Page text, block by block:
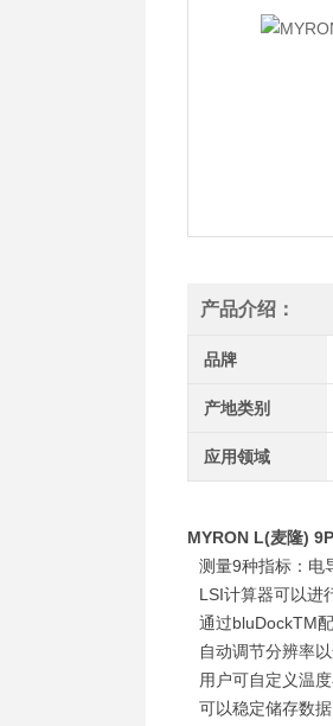
产品介绍：
品牌
产地类别
应用领域
MYRON L(麦隆)
测量9种指标：电
LSI计算器可以进
通过bluDockTM
自动调节分辨率
用户可自定义温
可以稳定储存数